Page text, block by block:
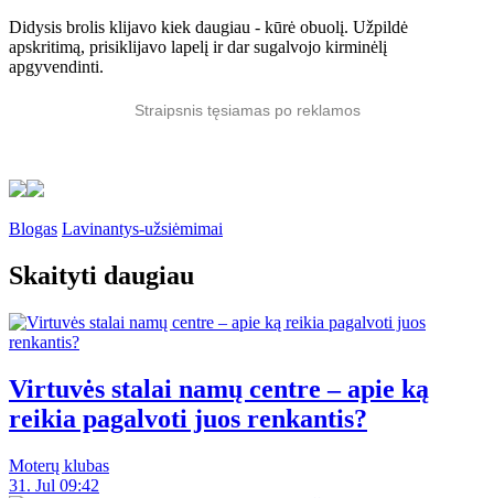
Didysis brolis klijavo kiek daugiau - kūrė obuolį. Užpildė
apskritimą, prisiklijavo lapelį ir dar sugalvojo kirminėlį
apgyvendinti.
Straipsnis tęsiamas po reklamos
Blogas Lavinantys-užsiėmimai
Skaityti daugiau
Virtuvės stalai namų centre – apie ką
reikia pagalvoti juos renkantis?
Moterų klubas
31. Jul 09:42